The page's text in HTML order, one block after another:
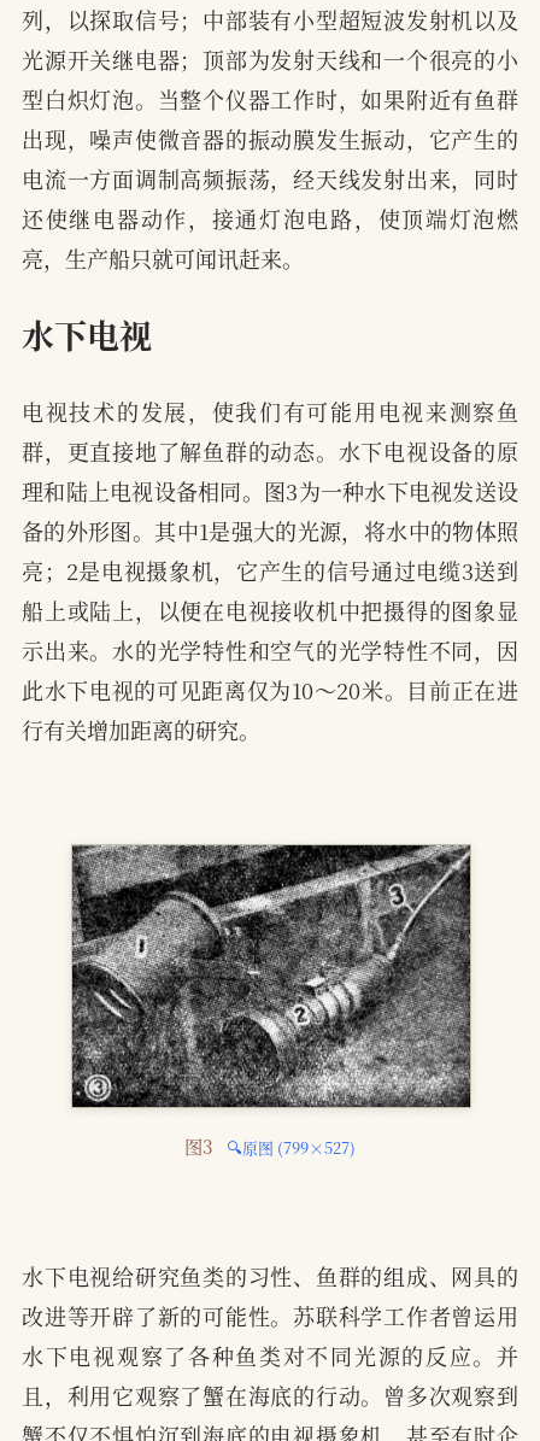
列，以探取信号；中部装有小型超短波发射机以及
光源开关继电器；顶部为发射天线和一个很亮的小
型白炽灯泡。当整个仪器工作时，如果附近有鱼群
出现，噪声使微音器的振动膜发生振动，它产生的
电流一方面调制高频振荡，经天线发射出来，同时
还使继电器动作，接通灯泡电路，使顶端灯泡燃
亮，生产船只就可闻讯赶来。
水下电视
电视技术的发展，使我们有可能用电视来测察鱼
群，更直接地了解鱼群的动态。水下电视设备的原
理和陆上电视设备相同。图3为一种水下电视发送设
备的外形图。其中1是强大的光源，将水中的物体照
亮；2是电视摄象机，它产生的信号通过电缆3送到
船上或陆上，以便在电视接收机中把摄得的图象显
示出来。水的光学特性和空气的光学特性不同，因
此水下电视的可见距离仅为10～20米。目前正在进
行有关增加距离的研究。
图3 🔍原图 (799×527)
水下电视给研究鱼类的习性、鱼群的组成、网具的
改进等开辟了新的可能性。苏联科学工作者曾运用
水下电视观察了各种鱼类对不同光源的反应。并
且，利用它观察了蟹在海底的行动。曾多次观察到